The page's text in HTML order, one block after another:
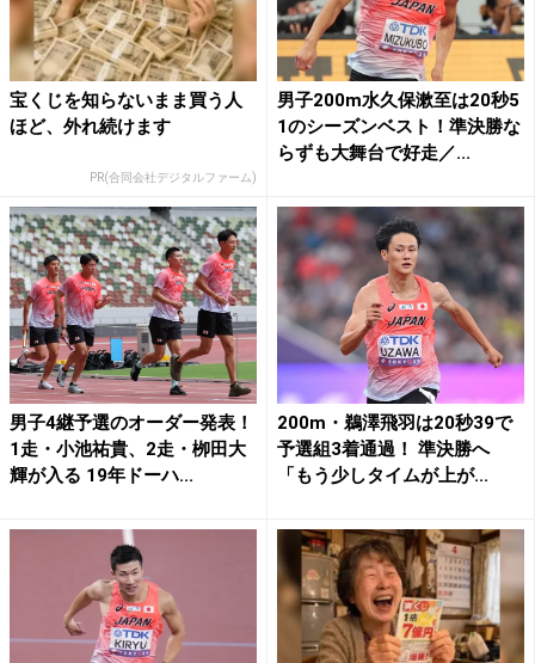
宝くじを知らないまま買う人
ほど、外れ続けます
PR(合同会社デジタルファーム)
男子200m水久保漱至は20秒5
1のシーズンベスト！準決勝な
らずも大舞台で好走／...
男子4継予選のオーダー発表！
1走・小池祐貴、2走・栁田大
輝が入る 19年ドーハ...
200m・鵜澤飛羽は20秒39で
予選組3着通過！ 準決勝へ
「もう少しタイムが上が...